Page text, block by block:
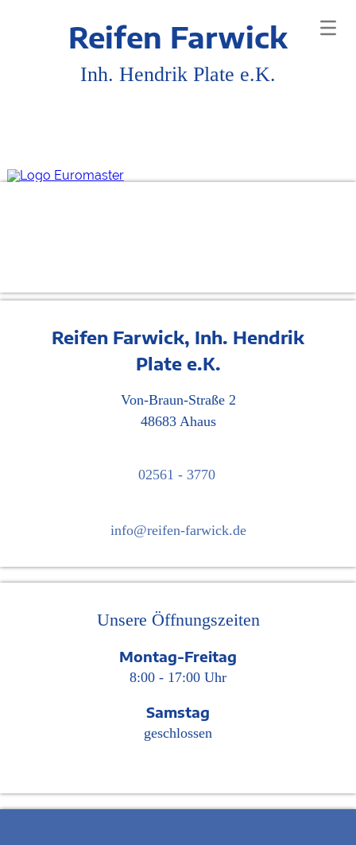
Reifen Farwick
Inh. Hendrik Plate e.K.
Reifen Farwick, Inh. Hendrik
Plate e.K.
Von-Braun-Straße 2
48683 Ahaus
02561 - 3770
info@reifen-farwick.de
Unsere Öffnungszeiten
Montag-Freitag
8:00 - 17:00 Uhr
Samstag
geschlossen